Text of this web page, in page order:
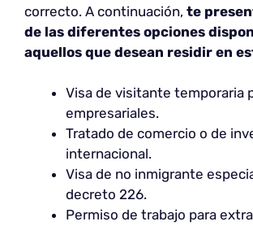
correcto. A continuación, te
de las diferentes opciones
aquellos que desean residir en
Visa de visitante temporaria
empresariales.
Tratado de comercio o de
internacional.
Visa de no inmigrante
decreto 226.
Permiso de trabajo para